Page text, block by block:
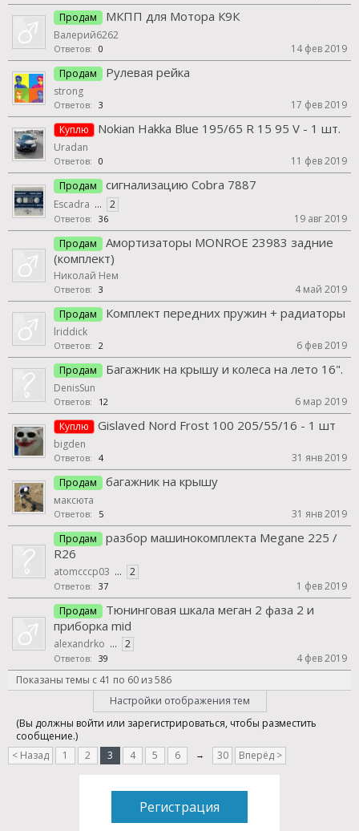
Продам
МКПП для Мотора К9К
Валерий6262
Ответов: 0
14 фев 2019
Продам
Рулевая рейка
strong
Ответов: 3
17 фев 2019
Куплю
Nokian Hakka Blue 195/65 R 15 95 V - 1 шт.
Uradan
Ответов: 0
11 фев 2019
Продам
сигнализацию Cobra 7887
Escadra ... 2
Ответов: 36
19 авг 2019
Продам
Амортизаторы MONROE 23983 задние
(комплект)
Николай Нем
Ответов: 3
4 май 2019
Продам
Комплект передних пружин + радиаторы
lriddick
Ответов: 2
6 фев 2019
Продам
Багажник на крышу и колеса на лето 16".
DenisSun
Ответов: 12
6 мар 2019
Куплю
Gislaved Nord Frost 100 205/55/16 - 1 шт
bigden
Ответов: 4
31 янв 2019
Продам
багажник на крышу
максюта
Ответов: 5
31 янв 2019
Продам
разбор машинокомплекта Megane 225 /
R26
atomcccp03 ... 2
Ответов: 37
1 фев 2019
Продам
Тюнинговая шкала меган 2 фаза 2 и
приборка mid
alexandrko ... 2
Ответов: 39
4 фев 2019
Показаны темы с 41 по 60 из 586
Настройки отображения тем
(Вы должны войти или зарегистрироваться, чтобы разместить
сообщение.)
< Назад
1 2 3 4 5 6 → 30 Вперёд >
Регистрация